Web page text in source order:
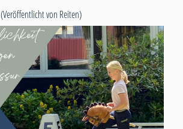
(Veröffentlicht von Reiten)